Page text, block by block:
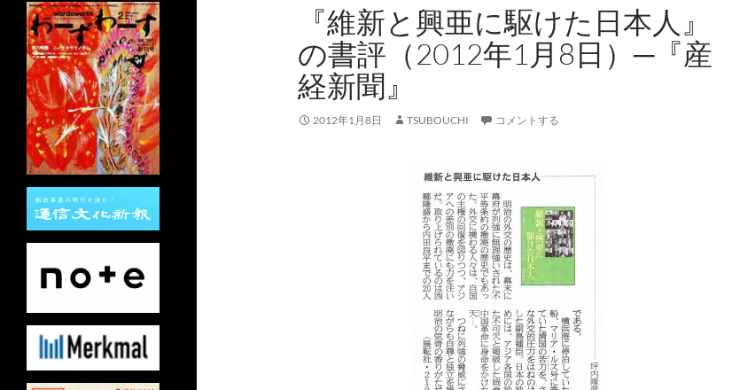
『維新と興亜に駆けた日本人』
の書評（2012年1月8日）─『産
経新聞』
2012年1月8日 TSUBOUCHI コメントする